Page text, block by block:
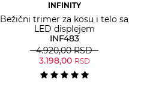
INFINITY
Bežični trimer za kosu i telo sa
LED displejem
INF483
4.920,00RSD
3.198,00 RSD